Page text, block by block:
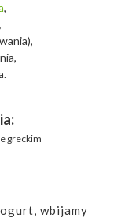
,
greckim
wbijamy